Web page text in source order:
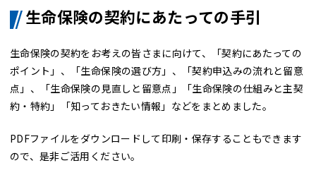
生命保険の契約にあたっての手引
生命保険の契約をお考えの皆さまに向けて、「契約にあたっての
ポイント」、「生命保険の選び方」、「契約申込みの流れと留意
点」、「生命保険の見直しと留意点」「生命保険の仕組みと主契
約・特約」「知っておきたい情報」などをまとめました。
PDFファイルをダウンロードして印刷・保存することもできます
ので、是非ご活用ください。